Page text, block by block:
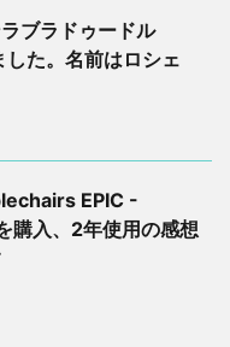
ブラドゥードル
した。名前はロシェ
EPIC -
入、2年使用の感想